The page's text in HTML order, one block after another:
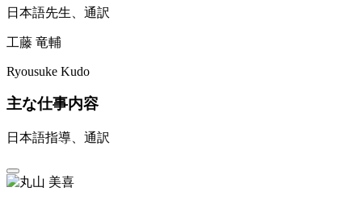
日本語先生、通訳
工藤 竜輔
Ryousuke Kudo
主な仕事内容
日本語指導、通訳